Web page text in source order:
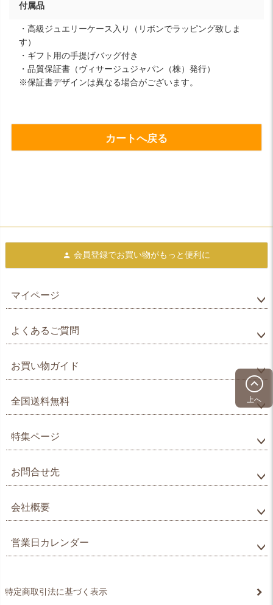
付属品
・高級ジュエリーケース入り（リボンでラッピング致しま
す）
・ギフト用の手提げバッグ付き
・品質保証書（ヴィサージュジャパン（株）発行）
※保証書デザインは異なる場合がございます。
カートへ戻る
上へ
会員登録でお買い物がもっと便利に
マイページ
よくあるご質問
お買い物ガイド
全国送料無料
特集ページ
お問合せ先
会社概要
営業日カレンダー
特定商取引法に基づく表示